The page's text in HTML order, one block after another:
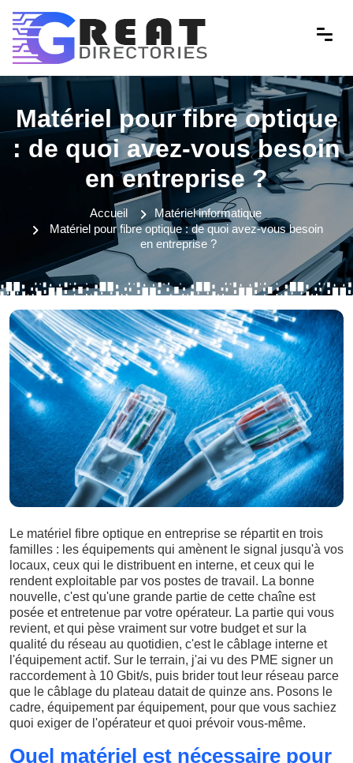
Matériel pour fibre optique
: de quoi avez-vous besoin
en entreprise ?
Accueil
Matériel informatique
Matériel pour fibre optique : de quoi avez-vous besoin
en entreprise ?
Le matériel fibre optique en entreprise se répartit en trois
familles : les équipements qui amènent le signal jusqu'à vos
locaux, ceux qui le distribuent en interne, et ceux qui le
rendent exploitable par vos postes de travail. La bonne
nouvelle, c'est qu'une grande partie de cette chaîne est
posée et entretenue par votre opérateur. La partie qui vous
revient, et qui pèse vraiment sur votre budget et sur la
qualité du réseau au quotidien, c'est le câblage interne et
l'équipement actif. Sur le terrain, j'ai vu des PME signer un
raccordement à 10 Gbit/s, puis brider tout leur réseau parce
que le câblage du plateau datait de quinze ans. Posons le
cadre, équipement par équipement, pour que vous sachiez
quoi exiger de l'opérateur et quoi prévoir vous-même.
Quel matériel est nécessaire pour